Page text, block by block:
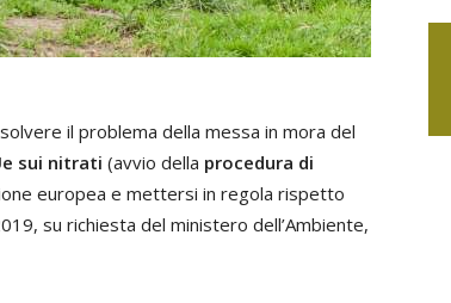
il problema della messa in mora del
sui nitrati (avvio della procedura di
europea e mettersi in regola rispetto
su richiesta del ministero dell’Ambiente,